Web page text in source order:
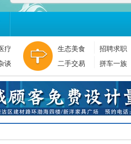
搜索
疗
谈
生态美食 招聘求职
二手交易
拼车一族